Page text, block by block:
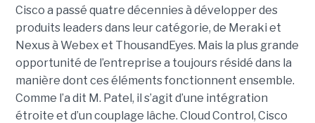
Cisco a passé quatre décennies à développer des
produits leaders dans leur catégorie, de Meraki et
Nexus à Webex et ThousandEyes. Mais la plus grande
opportunité de l’entreprise a toujours résidé dans la
manière dont ces éléments fonctionnent ensemble.
Comme l’a dit M. Patel, il s’agit d’une intégration
étroite et d’un couplage lâche. Cloud Control, Cisco